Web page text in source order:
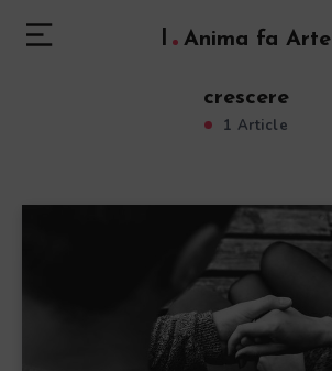
l Anima fa Arte
crescere
1 Article